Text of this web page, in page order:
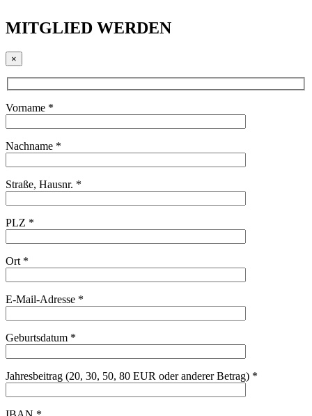
MITGLIED WERDEN
×
Vorname *
Nachname *
Straße, Hausnr. *
PLZ *
Ort *
E-Mail-Adresse *
Geburtsdatum *
Jahresbeitrag (20, 30, 50, 80 EUR oder anderer Betrag) *